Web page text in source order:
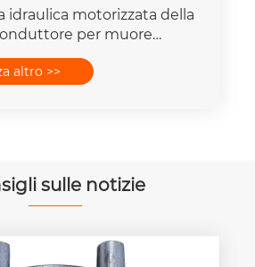
idraulica motorizzata della
per muore
insiemi 25T-300T
altro >>
sulle notizie